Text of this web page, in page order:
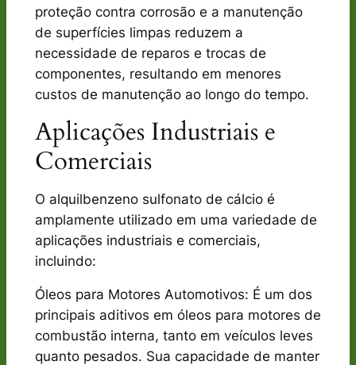
proteção contra corrosão e a manutenção
de superfícies limpas reduzem a
necessidade de reparos e trocas de
componentes, resultando em menores
custos de manutenção ao longo do tempo.
Aplicações Industriais e
Comerciais
O alquilbenzeno sulfonato de cálcio é
amplamente utilizado em uma variedade de
aplicações industriais e comerciais,
incluindo:
Óleos para Motores Automotivos: É um dos
principais aditivos em óleos para motores de
combustão interna, tanto em veículos leves
quanto pesados. Sua capacidade de manter